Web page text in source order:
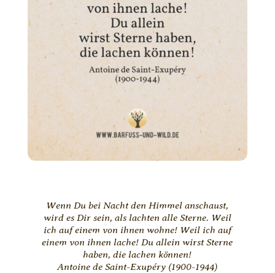
Wenn Du bei Nacht den Himmel anschaust,
wird es Dir sein, als lachten alle Sterne. Weil
ich auf einem von ihnen wohne! Weil ich auf
einem von ihnen lache! Du allein wirst Sterne
haben, die lachen können!
Antoine de Saint-Exupéry (1900-1944)